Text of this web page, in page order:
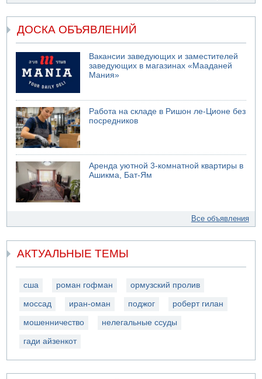
ДОСКА ОБЪЯВЛЕНИЙ
Вакансии заведующих и заместителей
заведующих в магазинах «Мааданей
Мания»
Работа на складе в Ришон ле-Ционе без
посредников
Аренда уютной 3-комнатной квартиры в
Ашикма, Бат-Ям
Все объявления
АКТУАЛЬНЫЕ ТЕМЫ
сша роман гофман ормузский пролив
моссад иран-оман поджог роберт гилан
мошенничество нелегальные ссуды
гади айзенкот